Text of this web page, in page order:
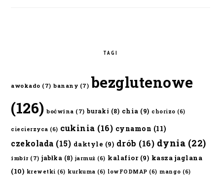
TAGI
awokado (7) banany (7) bezglutenowe
(126) boćwina (7) buraki (8) chia (9) chorizo (6)
ciecierzyca (6) cukinia (16) cynamon (11)
czekolada (15) daktyle (9) drób (16) dynia (22)
imbir (7) jabłka (8) jarmuż (6) kalafior(9) kasza jaglana
(10) krewetki (6) kurkuma (6) lowFODMAP (6) mango (6)